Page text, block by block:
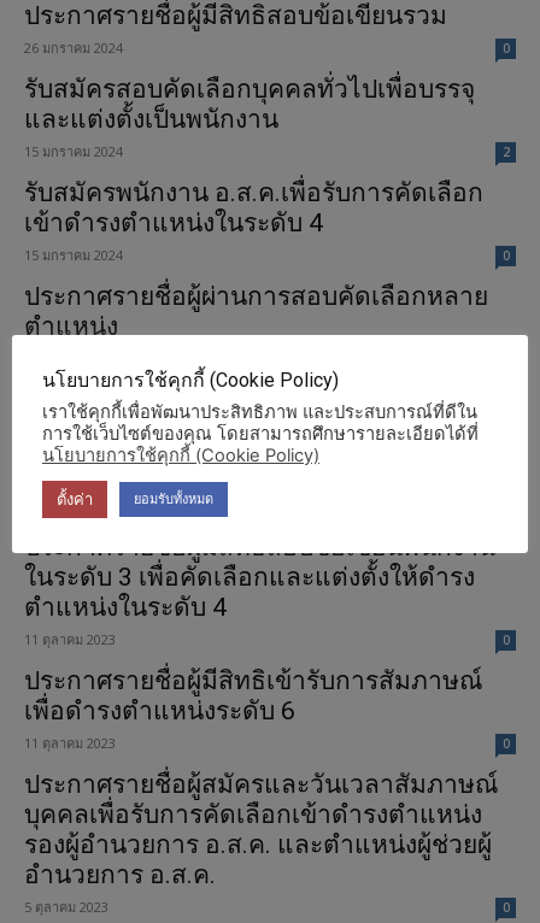
ประกาศรายชื่อผู้มีสิทธิสอบข้อเขียนรวม
26 มกราคม 2024 0
รับสมัครสอบคัดเลือกบุคคลทั่วไปเพื่อบรรจุ
และแต่งตั้งเป็นพนักงาน
15 มกราคม 2024 2
รับสมัครพนักงาน อ.ส.ค.เพื่อรับการคัดเลือก
เข้าดำรงตำแหน่งในระดับ 4
15 มกราคม 2024 0
ประกาศรายชื่อผู้ผ่านการสอบคัดเลือกหลาย
ตำแหน่ง
ประกาศรายชื่อผู้มีสิทธิสอบสัมภาษณ์
9 พฤศจิกายน 2023
ประกาศรายชื่อผู้มีสิทธิสอบข้อเขียน
13 ตุลาคม 2023
ประกาศรายชื่อผู้มีสิทธิสอบข้อเขียนพนักงาน
ในระดับ 3 เพื่อคัดเลือกและแต่งตั้งให้ดำรง
ตำแหน่งในระดับ 4
11 ตุลาคม 2023 0
ประกาศรายชื่อผู้มีสิทธิเข้ารับการสัมภาษณ์
เพื่อดำรงตำแหน่งระดับ 6
11 ตุลาคม 2023 0
ประกาศรายชื่อผู้สมัครและวันเวลาสัมภาษณ์
บุคคลเพื่อรับการคัดเลือกเข้าดำรงตำแหน่ง
รองผู้อำนวยการ อ.ส.ค. และตำแหน่งผู้ช่วยผู้
อำนวยการ อ.ส.ค.
5 ตุลาคม 2023 0
นโยบายการใช้คุกกี้ (Cookie Policy)
เราใช้คุกกี้เพื่อพัฒนาประสิทธิภาพ และประสบการณ์ที่ดีใน
การใช้เว็บไซต์ของคุณ โดยสามารถศึกษารายละเอียดได้ที่
นโยบายการใช้คุกกี้ (Cookie Policy)
ตั้งค่า ยอมรับทั้งหมด